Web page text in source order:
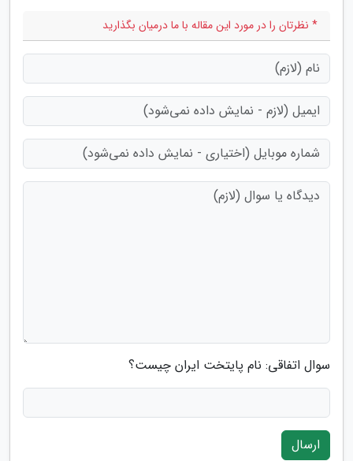
* نظرتان را در مورد این مقاله با ما درمیان بگذارید
سوال اتفاقی: نام پایتخت ایران چیست؟
ارسال